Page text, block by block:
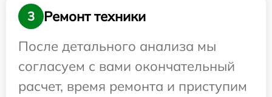
3
Ремонт техники
После детального анализа мы
согласуем с вами окончательный
расчет, время ремонта и приступим